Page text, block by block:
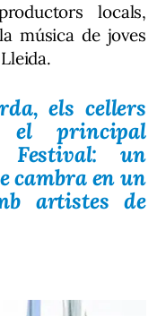
locals,
música de joves
els cellers
el principal
Festival:un
cambra en un
artistes de